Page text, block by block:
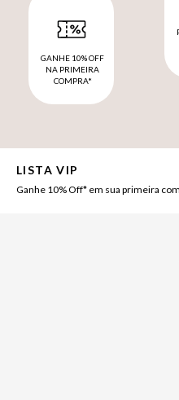
GANHE 10% OFF
NA PRIMEIRA
COMPRA*
LISTA VIP
Ganhe 10% Off* em sua primeira